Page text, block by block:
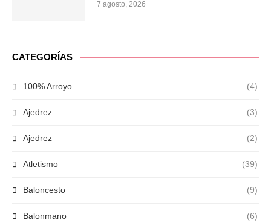
7 agosto, 2026
CATEGORÍAS
100% Arroyo (4)
Ajedrez (3)
Ajedrez (2)
Atletismo (39)
Baloncesto (9)
Balonmano (6)